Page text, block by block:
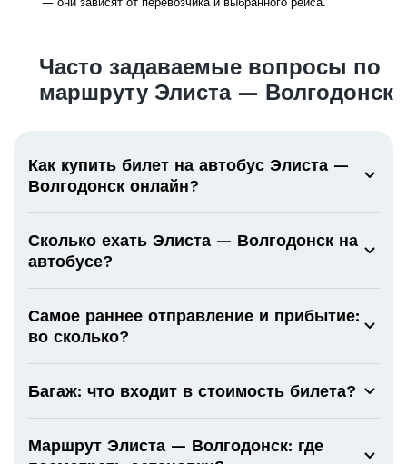
Часто задаваемые вопросы по
маршруту Элиста — Волгодонск
Как купить билет на автобус Элиста —
Волгодонск онлайн?
Сколько ехать Элиста — Волгодонск на
автобусе?
Самое раннее отправление и прибытие:
во сколько?
Багаж: что входит в стоимость билета?
Маршрут Элиста — Волгодонск: где